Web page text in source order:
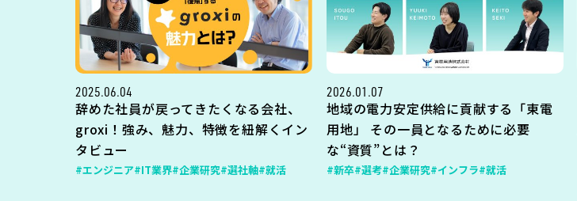
2025.06.04
辞めた社員が戻ってきたくなる会社、
groxi！強み、魅力、特徴を紐解くイン
タビュー
#エンジニア#IT業界#企業研究#選社軸#就活
2026.01.07
地域の電力安定供給に貢献する「東電
用地」 その一員となるために必要
な“資質”とは？
#新卒#選考#企業研究#インフラ#就活